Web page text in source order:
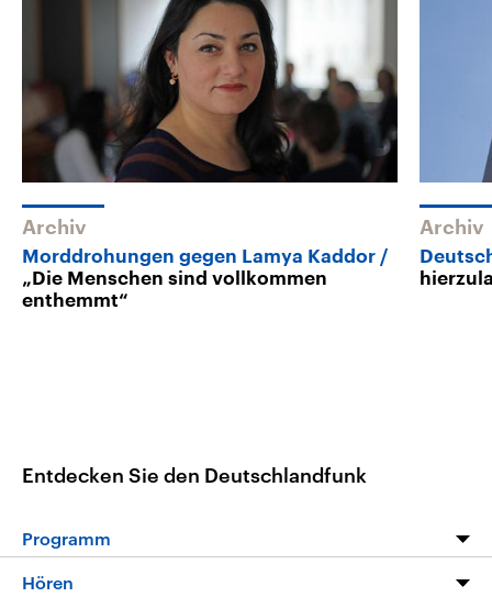
Archiv
Morddrohungen gegen Lamya Kaddor
„Die Menschen sind vollkommen
enthemmt“
Archiv
Entdecken Sie den Deutschlandfunk
Programm
Programm
Hören